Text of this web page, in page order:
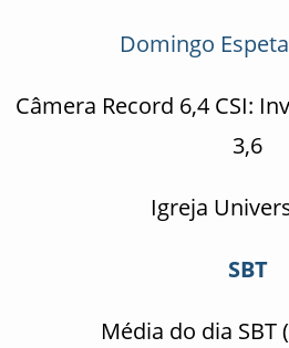
Domingo
Câmera Record 6,4 CSI:
3,6
Igreja
SBT
Média do dia SBT